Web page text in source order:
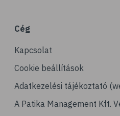
Cég
Kapcsolat
Cookie beállítások
Adatkezelési tájékoztató
A Patika Management Kft.